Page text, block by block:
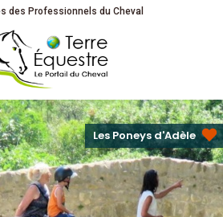
& ColoniesJuniors
des Professionnels du Cheval
Les Poneys d'Adèle